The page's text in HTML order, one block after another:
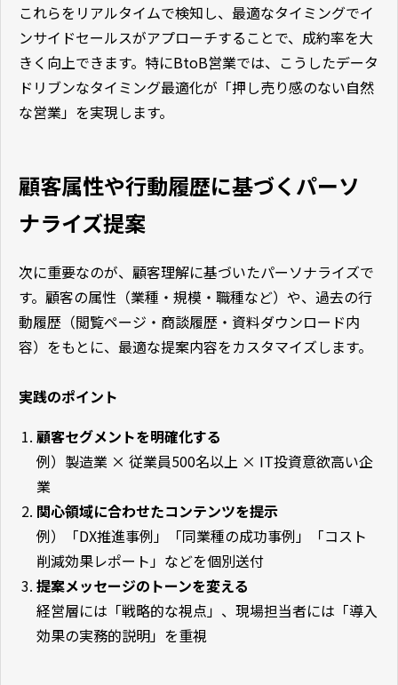
これらをリアルタイムで検知し、最適なタイミングでイ
ンサイドセールスがアプローチすることで、成約率を大
きく向上できます。特にBtoB営業では、こうしたデータ
ドリブンなタイミング最適化が「押し売り感のない自然
な営業」を実現します。
顧客属性や行動履歴に基づくパーソ
ナライズ提案
次に重要なのが、顧客理解に基づいたパーソナライズで
す。顧客の属性（業種・規模・職種など）や、過去の行
動履歴（閲覧ページ・商談履歴・資料ダウンロード内
容）をもとに、最適な提案内容をカスタマイズします。
実践のポイント
顧客セグメントを明確化する
例）製造業 × 従業員500名以上 × IT投資意欲高い企
業
関心領域に合わせたコンテンツを提示
例）「DX推進事例」「同業種の成功事例」「コスト
削減効果レポート」などを個別送付
提案メッセージのトーンを変える
経営層には「戦略的な視点」、現場担当者には「導入
効果の実務的説明」を重視